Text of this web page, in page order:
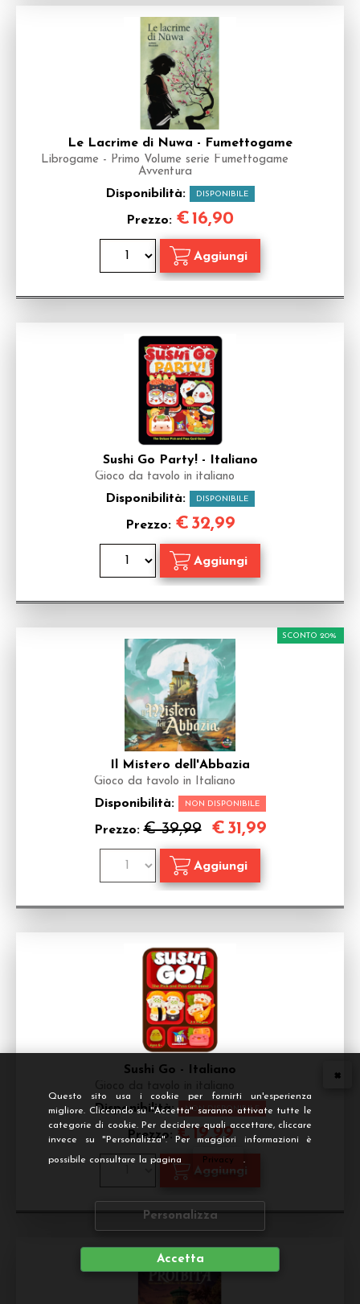
Questo sito usa i cookie per fornirti un'esperienza
migliore. Cliccando su "Accetta" saranno attivate tutte le
categorie di cookie. Per decidere quali accettare, cliccare
invece su "Personalizza". Per maggiori informazioni è
possibile consultare la pagina Privacy .
Personalizza
Accetta
Le Lacrime di Nuwa - Fumettogame
Librogame - Primo Volume serie Fumettogame
Avventura
Disponibilità: DISPONIBILE
Prezzo: €16,90
Sushi Go Party! - Italiano
Gioco da tavolo in italiano
Disponibilità: DISPONIBILE
Prezzo: € 32,99
Il Mistero dell'Abbazia
Gioco da tavolo in Italiano
Disponibilità: NON DISPONIBILE
Prezzo:€ 39,99
SCONTO 20%
€ 31,99
Sushi Go - Italiano
Disponibilità: NON DISPONIBILE
Prezzo:€19,99